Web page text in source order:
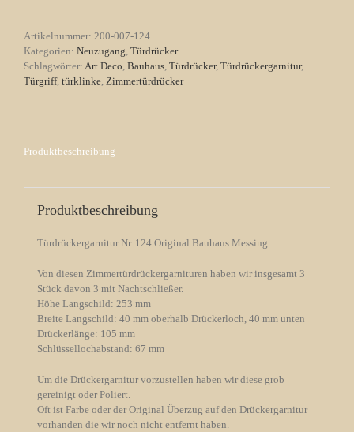
Artikelnummer: 200-007-124
Kategorien: Neuzugang Türdrücker
Schlagwörter: Art Deco Bauhaus Türdrücker, Türdrückergarnitur,
Türgriff, türklinke Zimmertürdrücker
Produktbeschreibung
Produktbeschreibung
Türdrückergarnitur Nr. 124 Original Bauhaus Messing
Von diesen Zimmertürdrückergarnituren haben wir insgesamt 3
Stück davon 3 mit Nachtschließer.
Höhe Langschild: 253 mm
Breite Langschild: 40 mm oberhalb Drückerloch, 40 mm unten
Drückerlänge: 105 mm
Schlüssellochabstand: 67 mm
Um die Drückergarnitur vorzustellen haben wir diese grob
gereinigt oder Poliert.
Oft ist Farbe oder der Original Überzug auf den Drückergarnitur
vorhanden die wir noch nicht entfernt haben.